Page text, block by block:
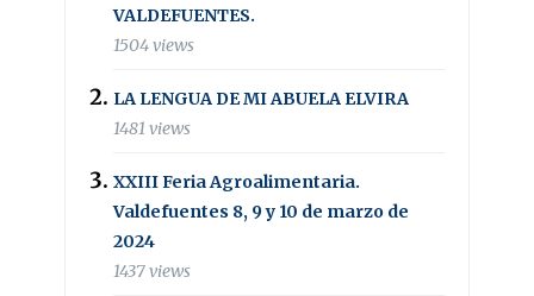
VALDEFUENTES.
1504 views
LA LENGUA DE MI ABUELA ELVIRA
1481 views
XXIII Feria Agroalimentaria.
Valdefuentes 8, 9 y 10 de marzo de
2024
1437 views